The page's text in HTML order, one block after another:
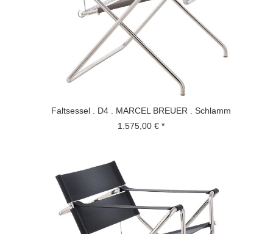
Faltsessel . D4 . MARCEL BREUER . Schlamm
1.575,00 € *